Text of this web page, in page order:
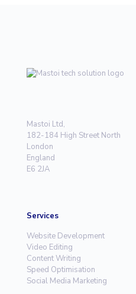
Mastoi Ltd,
182-184 High Street North
London
England
E6 2JA
Services
Website Development
Video Editing
Content Writing
Speed Optimisation
Social Media Marketing